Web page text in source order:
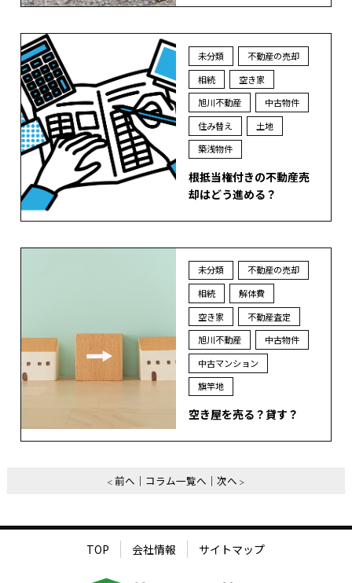
未分類
不動産の売却
相続
空き家
旭川不動産
中古物件
住み替え
土地
築浅物件
根抵当権付きの不動産売
却はどう進める？
未分類
不動産の売却
相続
解体費
空き家
不動産査定
旭川不動産
中古物件
中古マンション
旗竿地
空き屋を売る？貸す？
前へ コラム一覧へ 次へ
TOP 会社情報 サイトマップ